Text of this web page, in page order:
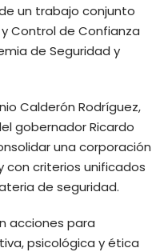
un trabajo conjunto
Control de Confianza
de Seguridad y
Calderón Rodríguez,
gobernador Ricardo
una corporación
criterios unificados
de seguridad.
acciones para
psicológica y ética